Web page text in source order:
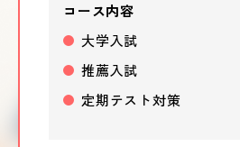
コース内容
大学入試
推薦入試
定期テスト対策